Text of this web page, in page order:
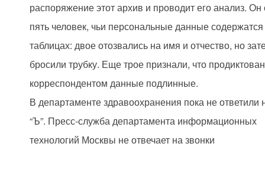
распоряжение этот архив и проводит его анализ. Он
пять человек, чьи персональные данные содержатся
таблицах: двое отозвались на имя и отчество, но
бросили трубку. Еще трое признали, что
корреспондентом данные подлинные.
В департаменте здравоохранения пока не ответили
“Ъ”. Пресс-служба департамента информационных
технологий Москвы не отвечает на звонки